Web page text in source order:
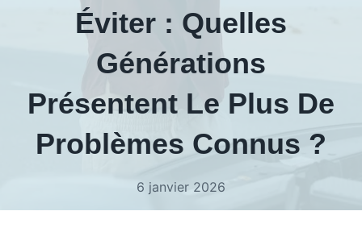
Éviter : Quelles
Générations
Présentent Le Plus De
Problèmes Connus ?
6 janvier 2026